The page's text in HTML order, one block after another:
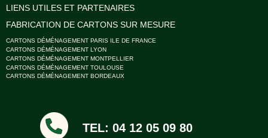
LIENS UTILES ET PARTENAIRES
FABRICATION DE CARTONS SUR MESURE
CARTONS DÉMÉNAGEMENT PARIS ILE DE FRANCE
CARTONS DÉMÉNAGEMENT LYON
CARTONS DÉMÉNAGEMENT MONTPELLIER
CARTONS DÉMÉNAGEMENT TOULOUSE
CARTONS DÉMÉNAGEMENT BORDEAUX
TEL: 04 12 05 09 80